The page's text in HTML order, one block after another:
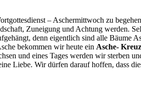
– Aschermittwoch zu
Zuneigung und Achtung werden.
denn eigentlich sind alle Bäume
bekommen wir heute ein Asche- Kreuz
und eines Tages werden wir sterben
Liebe. Wir dürfen darauf hoffen, dass